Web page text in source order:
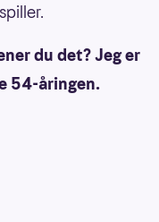
du det? Jeg er
54-åringen.